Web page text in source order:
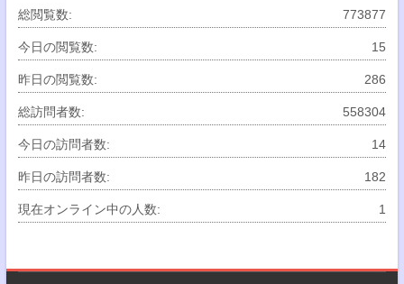
ブ
773877
総閲覧数:
15
今日の閲覧数:
286
昨日の閲覧数:
558304
総訪問者数:
14
今日の訪問者数:
182
昨日の訪問者数:
1
現在オンライン中の人数: